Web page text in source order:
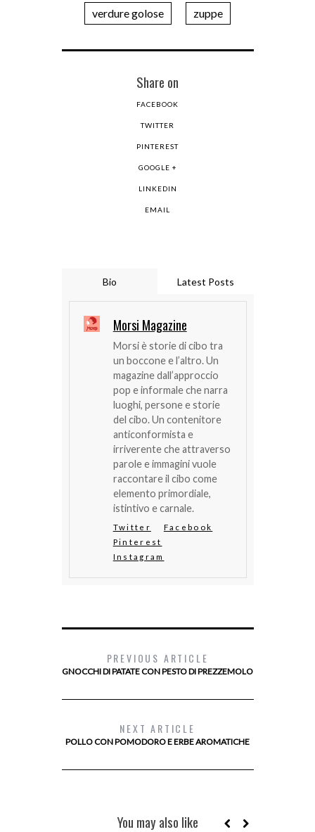
verdure golose zuppe
Share on
FACEBOOK
TWITTER
PINTEREST
GOOGLE +
LINKEDIN
EMAIL
Bio Latest Posts
Morsi Magazine
Morsi è storie di cibo tra
un boccone e l’altro. Un
magazine dall’approccio
pop e informale che narra
luoghi, persone e storie
del cibo. Un contenitore
anticonformista e
irriverente che attraverso
parole e immagini vuole
raccontare il cibo come
elemento primordiale,
istintivo e carnale.
Twitter
Facebook
Pinterest
Instagram
PREVIOUS ARTICLE
GNOCCHI DI PATATE CON PESTO DI PREZZEMOLO
NEXT ARTICLE
POLLO CON POMODORO E ERBE AROMATICHE
You may also like